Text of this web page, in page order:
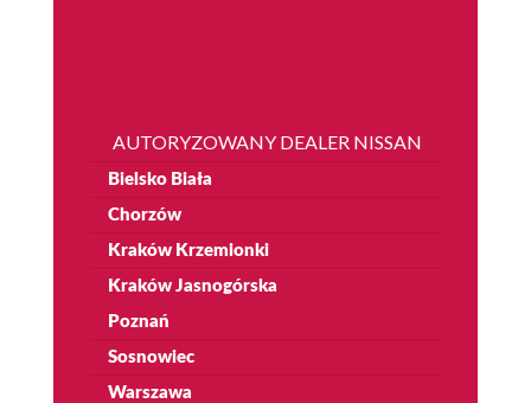
AUTORYZOWANY DEALER NISSAN
Bielsko Biała
Chorzów
Kraków Krzemionki
Kraków Jasnogórska
Poznań
Sosnowiec
Warszawa